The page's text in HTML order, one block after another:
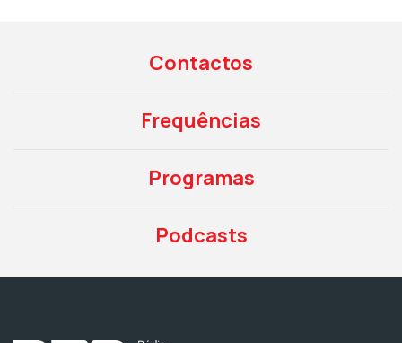
Contactos
Frequências
Programas
Podcasts